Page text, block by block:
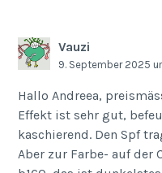
Vauzi
9. September 2025
Hallo Andreea,
Effekt ist sehr gut,
kaschierend. Den Spf
Aber zur Farbe- auf der